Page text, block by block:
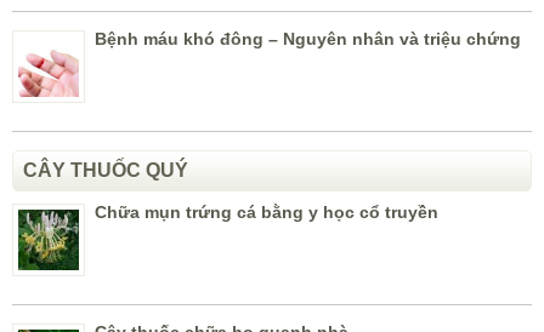
Bệnh máu khó đông – Nguyên nhân và triệu chứng
CÂY THUỐC QUÝ
Chữa mụn trứng cá bằng y học cổ truyền